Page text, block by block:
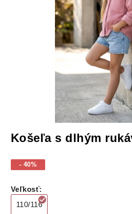
Košeľa s dlhým
- 40%
Veľkosť:
110/116